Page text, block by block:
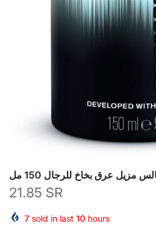
مزيل عرق بخاخ للرجال 150 مل
21.85 SR
7 sold in last 10 hours